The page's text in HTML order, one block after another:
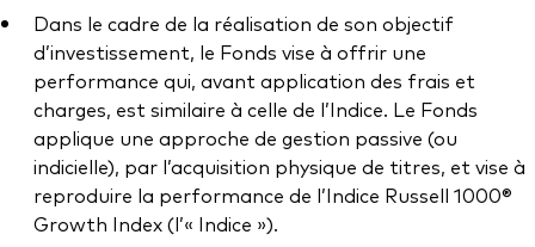
Gérance des placements
Dans le cadre de la réalisation de son objectif
d’investissement, le Fonds vise à offrir une
performance qui, avant application des frais et
charges, est similaire à celle de l’Indice. Le Fonds
applique une approche de gestion passive (ou
indicielle), par l’acquisition physique de titres, et vise à
reproduire la performance de l’Indice Russell 1000®
Growth Index (l’« Indice »).